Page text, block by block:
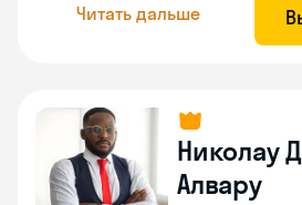
Читать дальше
Николау
Алвару